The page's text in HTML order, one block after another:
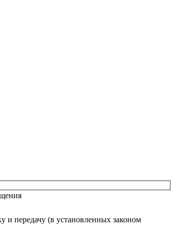
передачу (в установленных законом